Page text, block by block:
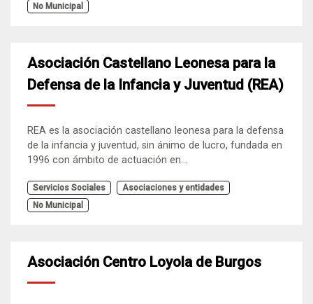
No Municipal
Asociación Castellano Leonesa para la
Defensa de la Infancia y Juventud (REA)
REA es la asociación castellano leonesa para la defensa
de la infancia y juventud, sin ánimo de lucro, fundada en
1996 con ámbito de actuación en...
Servicios Sociales
Asociaciones y entidades
No Municipal
Asociación Centro Loyola de Burgos